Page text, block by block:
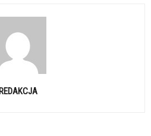
REDAKCJA